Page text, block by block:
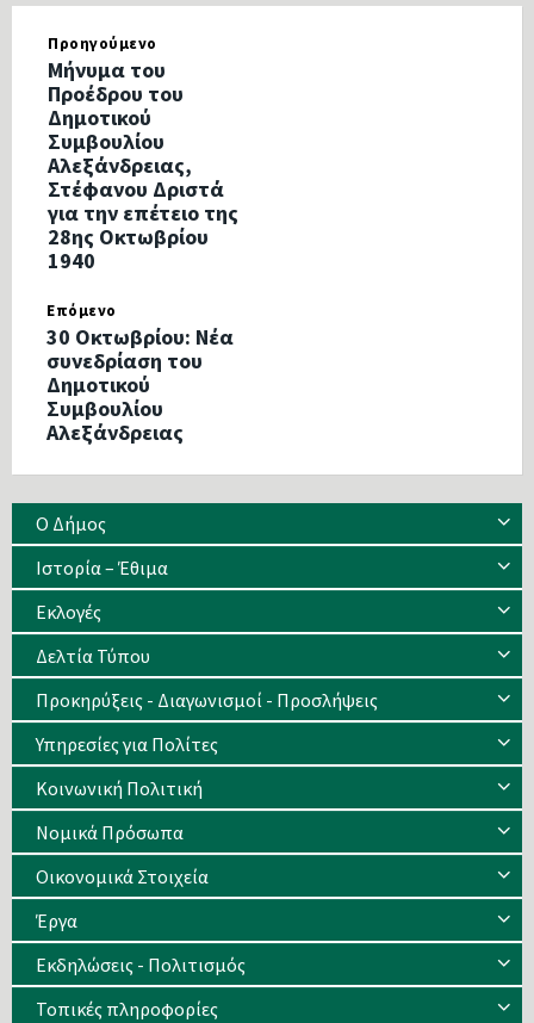
Προηγούμενο
Μήνυμα του
Προέδρου του
Δημοτικού
Συμβουλίου
Αλεξάνδρειας,
Στέφανου Δριστά
για την επέτειο της
28ης Οκτωβρίου
1940
Επόμενο
30 Οκτωβρίου: Νέα
συνεδρίαση του
Δημοτικού
Συμβουλίου
Αλεξάνδρειας
Ο Δήμος
Ιστορία – Έθιμα
Eκλογές
Δελτία Τύπου
Προκηρύξεις - Διαγωνισμοί - Προσλήψεις
Υπηρεσίες για Πολίτες
Κοινωνική Πολιτική
Νομικά Πρόσωπα
Οικονομικά Στοιχεία
Έργα
Εκδηλώσεις - Πολιτισμός
Τοπικές πληροφορίες